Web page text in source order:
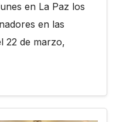
en La Paz los
en las
22 de marzo,